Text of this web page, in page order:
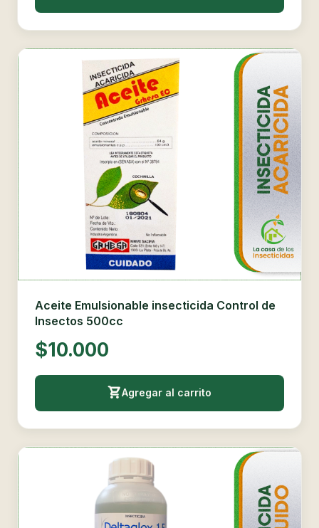
Aceite Emulsionable insecticida Control de
Insectos 500cc
$10.000
Agregar al carrito